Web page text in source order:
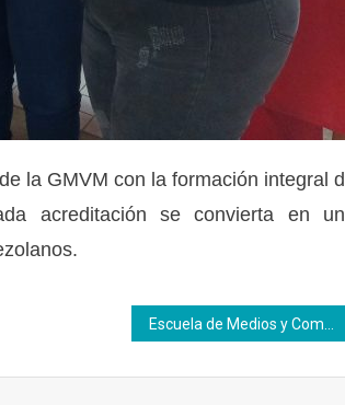
la GMVM con la formación integral
acreditación se convierta en